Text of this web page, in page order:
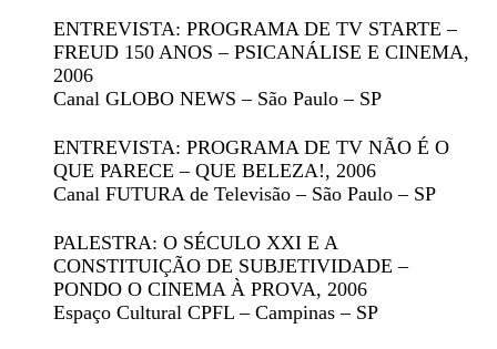
ENTREVISTA: PROGRAMA DE TV STARTE –
FREUD 150 ANOS – PSICANÁLISE E CINEMA,
2006
Canal GLOBO NEWS – São Paulo – SP
ENTREVISTA: PROGRAMA DE TV NÃO É O
QUE PARECE – QUE BELEZA!, 2006
Canal FUTURA de Televisão – São Paulo – SP
PALESTRA: O SÉCULO XXI E A
CONSTITUIÇÃO DE SUBJETIVIDADE –
PONDO O CINEMA À PROVA, 2006
Espaço Cultural CPFL – Campinas – SP